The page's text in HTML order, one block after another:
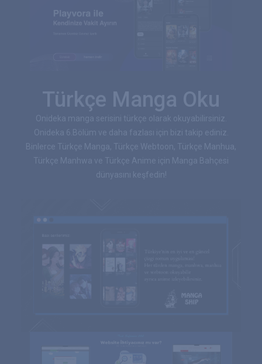
Türkçe Manga Oku
Onideka manga serisini türkçe olarak okuyabilirsiniz.
Onideka 6.Bölüm ve daha fazlası için bizi takip ediniz.
Binlerce Türkçe Manga, Türkçe Webtoon, Türkçe Manhua,
Türkçe Manhwa ve Türkçe Anime için Manga Bahçesi
dünyasını keşfedin!